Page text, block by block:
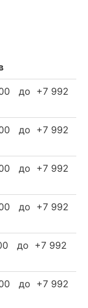
до +7 992
до +7 992
до +7 992
до +7 992
до +7 992
до +7 992